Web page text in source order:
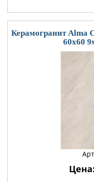
Керамогранит Alma
60x60